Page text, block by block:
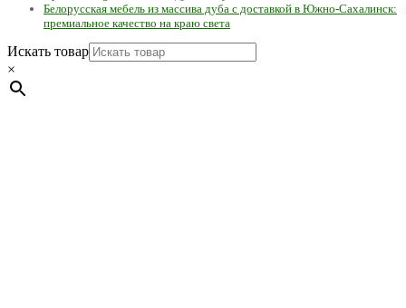
Белорусская мебель из массива дуба с доставкой в Южно-Сахалинск:
премиальное качество на краю света
Искать товар
×